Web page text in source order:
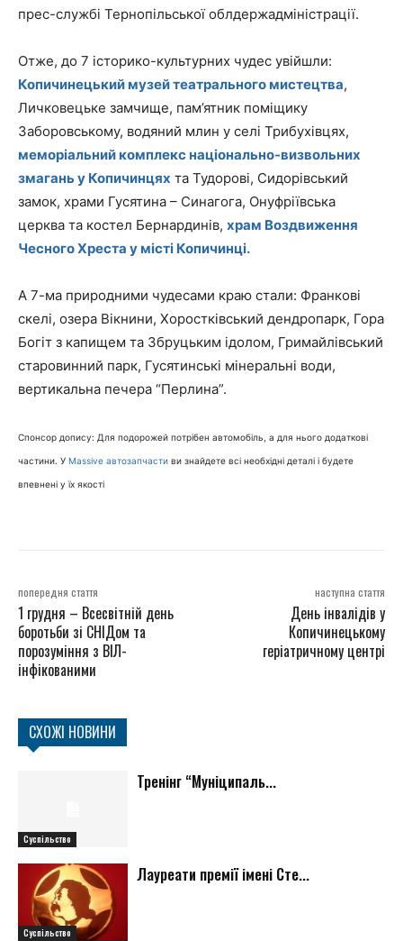
прес-службі Тернопільської облдержадміністрації.
Отже, до 7 історико-культурних чудес увійшли:
Копичинецький музей театрального мистецтва,
Личковецьке замчище, пам’ятник поміщику
Заборовському, водяний млин у селі Трибухівцях,
меморіальний комплекс національно-визвольних
змагань у Копичинцях та Тудорові, Сидорівський
замок, храми Гусятина – Синагога, Онуфріївська
церква та костел Бернардинів, храм Воздвиження
Чесного Хреста у місті Копичинці.
А 7-ма природними чудесами краю стали: Франкові
скелі, озера Вікнини, Хоростківський дендропарк, Гора
Богіт з капищем та Збруцьким ідолом, Гримайлівський
старовинний парк, Гусятинські мінеральні води,
вертикальна печера “Перлина”.
Спонсор допису: Для подорожей потрібен автомобіль, а для нього додаткові
частини. У Massive автозапчасти ви знайдете всі необхідні деталі і будете
впевнені у їх якості
попередня стаття
1 грудня – Всесвітній день
боротьби зі СНІДом та
порозуміння з ВІЛ-
інфікованими
наступна стаття
День інвалідів у
Копичинецькому
геріатричному центрі
СХОЖІ НОВИНИ
Суспільство
Тренінг “Муніципаль...
Суспільство
Лауреати премії імені Сте...